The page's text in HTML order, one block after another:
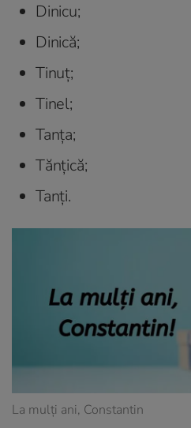
Dinicu;
Dinică;
Tinuț;
Tinel;
Tanța;
Tănțică;
Tanți.
La mulți ani, Constantin